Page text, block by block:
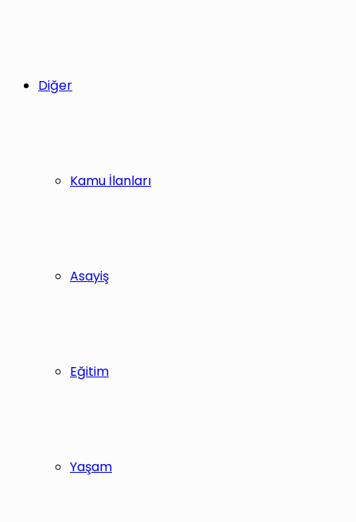
Diğer
Kamu İlanları
Asayiş
Eğitim
Yaşam